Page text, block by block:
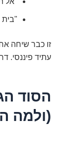
"בית
זו כבר שיחה
עתיד פיננסי.
הסוד
(ולמה